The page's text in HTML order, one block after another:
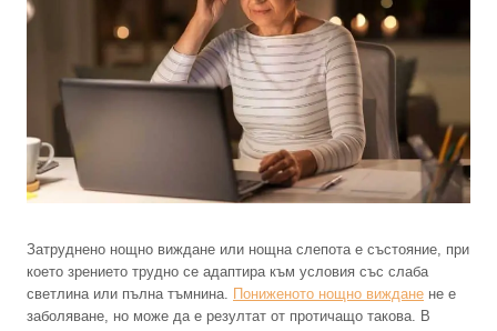
Затруднено нощно виждане или нощна слепота е състояние, при
което зрението трудно се адаптира към условия със слаба
светлина или пълна тъмнина. Пониженото нощно виждане не е
заболяване, но може да е резултат от протичащо такова. В